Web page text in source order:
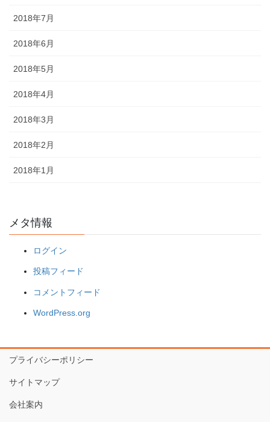
2018年7月
2018年6月
2018年5月
2018年4月
2018年3月
2018年2月
2018年1月
メタ情報
ログイン
投稿フィード
コメントフィード
WordPress.org
プライバシーポリシー
サイトマップ
会社案内